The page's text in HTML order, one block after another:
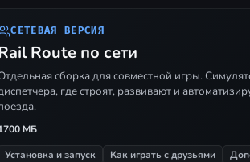
СЕТЕВАЯ ВЕРСИЯ
Route по сети
сборка для совместной игры.
где строят, развивают и
700 МБ
Установка и запуск
Как играть с друзьями